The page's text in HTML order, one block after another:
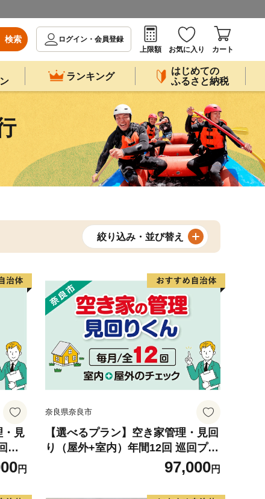
検索
ログイン・会員登録
上限額
お気に入り カート
ランキング
はじめての
ふるさと納税
絞り込み・並び替え
・見
プ
ス
イ
郵
円
奈良県奈良市
【選べるプラン】空き家管理・見回
り（屋外+室内）年間12回 巡回プラ
ン 不動産コンサルティングマスタ
ー 古民家鑑定士 建築士 ホームイン
スペクター 建物外部目視点検 郵便
97,000円